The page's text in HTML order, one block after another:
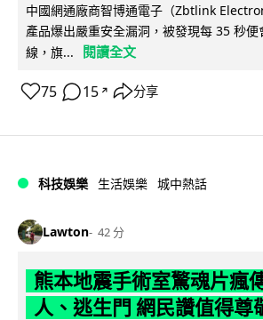
中國網通廠商智博通電子（Zbtlink
產品爆出嚴重安全漏洞，被發現每 35 秒
線，旗...
閱讀全文
75 15 ↗ 分享
科技娛樂 生活娛樂 城中熱話
Lawton 42 分
熊本地震手術室驚魂片瘋
人、逃生門 網民讚值得尊